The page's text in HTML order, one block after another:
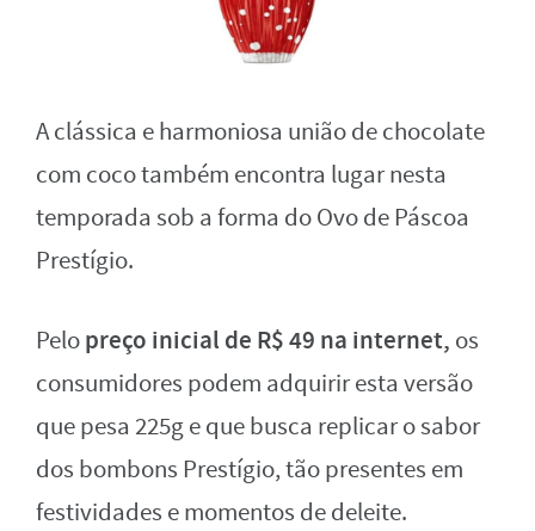
A clássica e harmoniosa união de chocolate
com coco também encontra lugar nesta
temporada sob a forma do Ovo de Páscoa
Prestígio.
Pelopreço inicial de R$ 49 na internet, os
consumidores podem adquirir esta versão
que pesa 225g e que busca replicar o sabor
dos bombons Prestígio, tão presentes em
festividades e momentos de deleite.